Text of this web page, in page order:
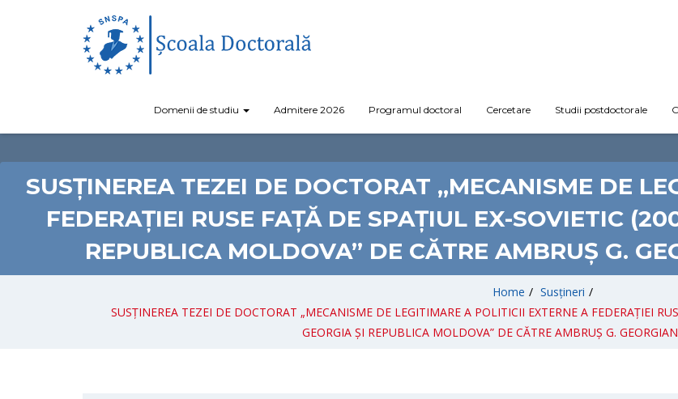
Domenii de studiu Admitere 2026 Programul doctoral Cercetare Studii postdoctorale
SUSȚINEREA TEZEI DE DOCTORAT „MECANISME DE
FEDERAȚIEI RUSE FAȚĂ DE SPAȚIUL EX-SOVIETIC
REPUBLICA MOLDOVA” DE CĂTRE AMBRUȘ G.
Home / Susțineri /
SUSȚINEREA TEZEI DE DOCTORAT „MECANISME DE LEGITIMARE A POLITICII EXTERNE A FEDERAȚIEI
GEORGIA ȘI REPUBLICA MOLDOVA” DE CĂTRE AMBRUȘ G.